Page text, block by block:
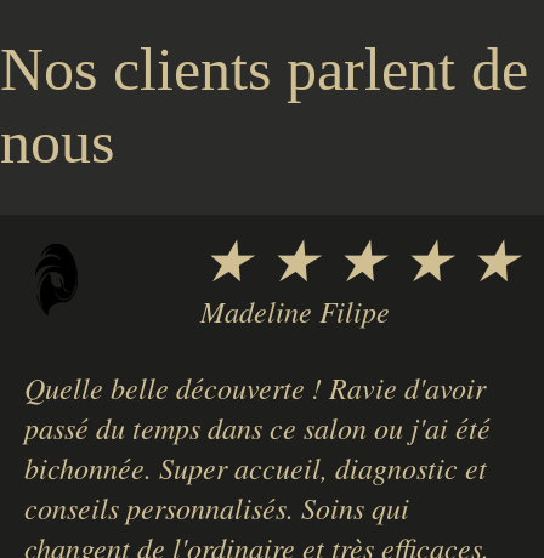
Nos clients parlent de
nous
★ ★ ★ ★ ★
Madeline Filipe
Quelle belle découverte ! Ravie d'avoir
passé du temps dans ce salon ou j'ai été
bichonnée. Super accueil, diagnostic et
conseils personnalisés. Soins qui
changent de l'ordinaire et très efficaces.